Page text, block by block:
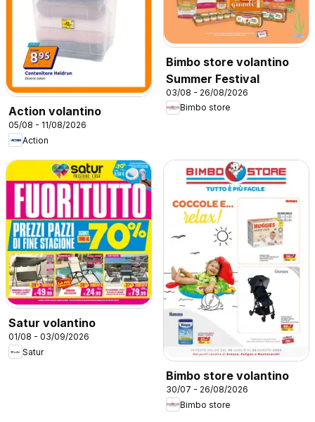
Action volantino
05/08 - 11/08/2026
Action
Bimbo store volantino
Summer Festival
03/08 - 26/08/2026
Bimbo store
Satur volantino
01/08 - 03/09/2026
Satur
Bimbo store volantino
30/07 - 26/08/2026
Bimbo store